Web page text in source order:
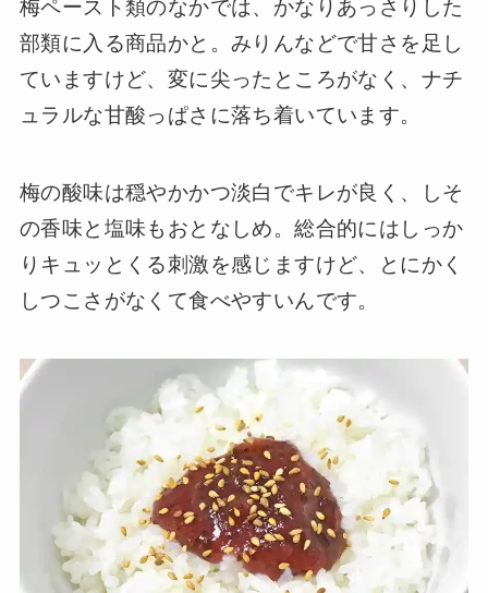
梅ペースト類のなかでは、かなりあっさりした
部類に入る商品かと。みりんなどで甘さを足し
ていますけど、変に尖ったところがなく、ナチ
ュラルな甘酸っぱさに落ち着いています。
梅の酸味は穏やかかつ淡白でキレが良く、しそ
の香味と塩味もおとなしめ。総合的にはしっか
りキュッとくる刺激を感じますけど、とにかく
しつこさがなくて食べやすいんです。